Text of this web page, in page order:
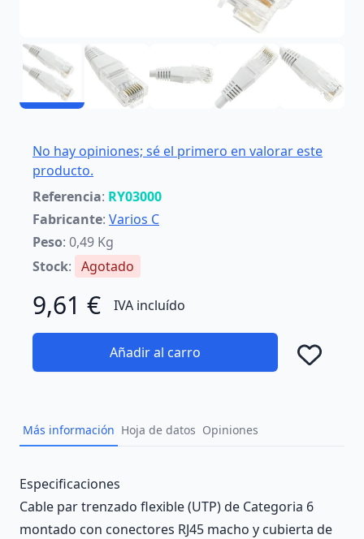
No hay opiniones; sé el primero en valorar este
producto.
Referencia: RY03000
Fabricante: Varios C
Peso: 0,49 Kg
Stock: Agotado
9,61 € IVA incluído
Añadir al carro
Más información Hoja de datos Opiniones
Description
Especificaciones
Cable par trenzado flexible (UTP) de Categoria 6
montado con conectores RJ45 macho y cubierta de